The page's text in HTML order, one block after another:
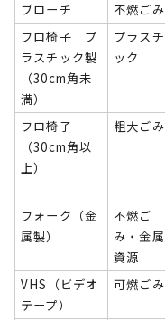
ブローチ
不燃ごみ
フロ椅子 プ
ラスチック製
（30cm角未
満）
プラスチ
ック
フロ椅子
（30cm角以
上）
粗大ごみ
フォーク（金
属製）
不燃ご
み・金属
資源
VHS（ビデオ
テープ）
可燃ごみ